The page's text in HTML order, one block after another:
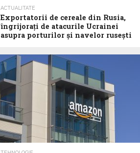
ACTUALITATE
Exportatorii de cereale din Rusia,
îngrijorați de atacurile Ucrainei
asupra porturilor și navelor rusești